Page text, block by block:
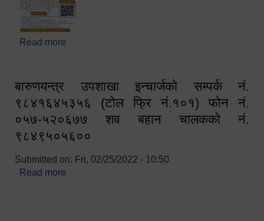
Read more
बारुणयन्त्र उपशाखा इन्चार्जको सम्पर्क नं.
९८४१६४५३५६ (टोल फ्रि नं.१०१) फोन नं.
०५७-५२०६७७ शव बहान चालकको नं.
९८४९५०५६००
Submitted on: Fri, 02/25/2022 - 10:50
Read more